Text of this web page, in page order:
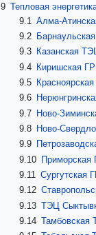
9 Тепловая
9.1
Алма-
9.2
9.3
Казанская
9.4
Киришская
9.5
9.6
9.7
Ново-
9.8
Ново-
9.9
9.10 Приморская
9.11 Сургутская
9.12
9.13 ТЭЦ
9.14 Тамбовская